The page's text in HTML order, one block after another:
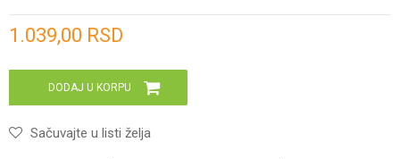
1.039,00 RSD
DODAJ U KORPU
Sačuvajte u listi želja